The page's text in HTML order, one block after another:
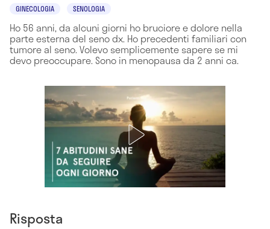
GINECOLOGIA SENOLOGIA
Ho 56 anni, da alcuni giorni ho bruciore e dolore nella
parte esterna del seno dx. Ho precedenti familiari con
tumore al seno. Volevo semplicemente sapere se mi
devo preoccupare. Sono in menopausa da 2 anni ca.
Risposta